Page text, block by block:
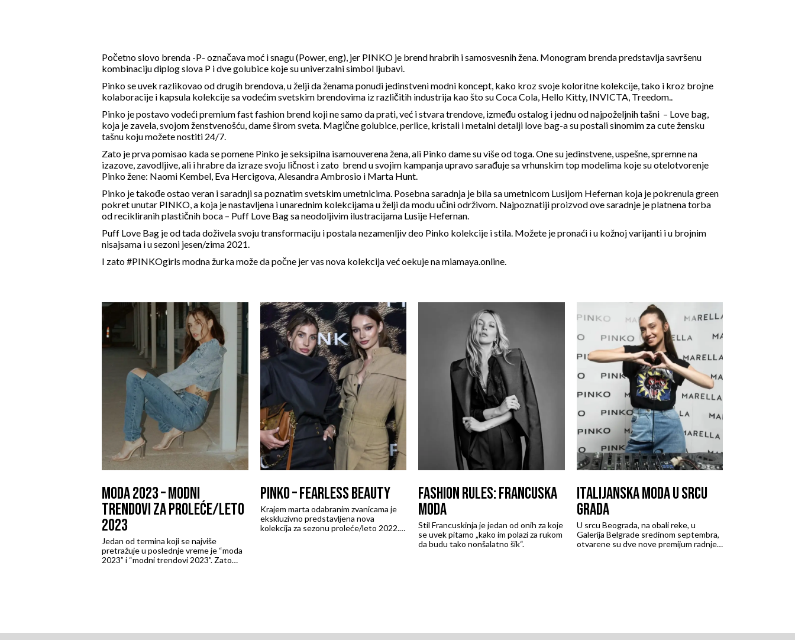
Početno slovo brenda -P- označava moć i snagu (Power, eng), jer PINKO je brend hrabrih i samosvesnih žena. Monogram brenda predstavlja savršenu
kombinaciju diplog slova P i dve golubice koje su univerzalni simbol ljubavi.
Pinko se uvek razlikovao od drugih brendova, u želji da ženama ponudi jedinstveni modni koncept, kako kroz svoje koloritne kolekcije, tako i kroz brojne
kolaboracije i kapsula kolekcije sa vodećim svetskim brendovima iz različitih industrija kao što su Coca Cola, Hello Kitty, INVICTA, Treedom..
Pinko je postavo vodeći premium fast fashion brend koji ne samo da prati, već i stvara trendove, između ostalog i jednu od najpoželjnih tašni – Love bag,
koja je zavela, svojom ženstvenošću, dame širom sveta. Magične golubice, perlice, kristali i metalni detalji love bag-a su postali sinomim za cute žensku
tašnu koju možete nostiti 24/7.
Zato je prva pomisao kada se pomene Pinko je seksipilna isamouverena žena, ali Pinko dame su više od toga. One su jedinstvene, uspešne, spremne na
izazove, zavodljive, ali i hrabre da izraze svoju ličnost i zato brend u svojim kampanja upravo sarađuje sa vrhunskim top modelima koje su otelotvorenje
Pinko žene: Naomi Kembel, Eva Hercigova, Alesandra Ambrosio i Marta Hunt.
Pinko je takođe ostao veran i saradnji sa poznatim svetskim umetnicima. Posebna saradnja je bila sa umetnicom Lusijom Hefernan koja je pokrenula green
pokret unutar PINKO, a koja je nastavljena i unarednim kolekcijama u želji da modu učini održivom. Najpoznatiji proizvod ove saradnje je platnena torba
od recikliranih plastičnih boca – Puff Love Bag sa neodoljivim ilustracijama Lusije Hefernan.
Puff Love Bag je od tada doživela svoju transformaciju i postala nezamenljiv deo Pinko kolekcije i stila. Možete je pronaći i u kožnoj varijanti i u brojnim
nisajsama i u sezoni jesen/zima 2021.
I zato #PINKOgirls modna žurka može da počne jer vas nova kolekcija već oekuje namiamaya.online
MODA 2023 – MODNI
TRENDOVI ZA PROLEĆE/LETO
2023
Jedan od termina koji se najviše
pretražuje u poslednje vreme je “moda
2023” i “modni trendovi 2023”. Zato
PINKO – FEARLESS BEAUTY
Krajem marta odabranim zvanicama je
ekskluzivno predstavljena nova
kolekcija za sezonu proleće/leto 2022.
FASHION RULES: FRANCUSKA
MODA
Stil Francuskinja je jedan od onih za koje
se uvek pitamo „kako im polazi za rukom
da budu tako nonšalatno šik“.
ITALIJANSKA MODA U SRCU
GRADA
U srcu Beograda, na obali reke, u
Galerija Belgrade sredinom septembra,
otvarene su dve nove premijum radnje